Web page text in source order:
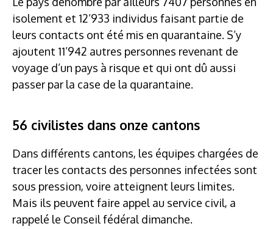
isolement et 12’933 individus faisant partie de
leurs contacts ont été mis en quarantaine. S’y
ajoutent 11’942 autres personnes revenant de
voyage d’un pays à risque et qui ont dû aussi
passer par la case de la quarantaine.
56 civilistes dans onze cantons
Dans différents cantons, les équipes chargées de
tracer les contacts des personnes infectées sont
sous pression, voire atteignent leurs limites.
Mais ils peuvent faire appel au service civil, a
rappelé le Conseil fédéral dimanche.